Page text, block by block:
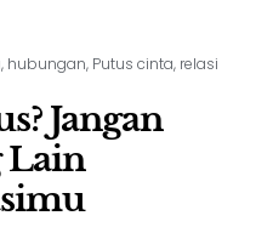
, hubungan, Putus cinta, relasi
Jangan
Lain